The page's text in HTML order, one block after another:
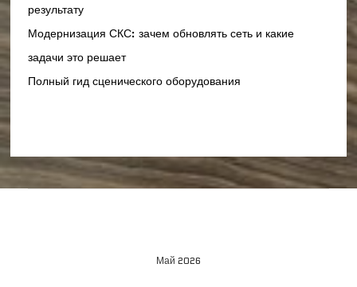
результату
Модернизация СКС: зачем обновлять сеть и какие
задачи это решает
Полный гид сценического оборудования
Май 2026